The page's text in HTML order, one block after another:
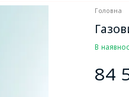
Головна
В
84